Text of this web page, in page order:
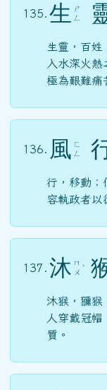
135. 生
ㄕ
ㄥ
生靈，百姓
入水深火熱
極為艱難痛
136. 風 ㄈ
ㄥ
行，移動；
容執政者以
137. 沐 ㄇ
ㄨ ˋ
沐猴，獼猴
人穿戴冠帽
質。